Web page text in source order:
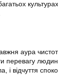
аура
перевагу
і відчуття